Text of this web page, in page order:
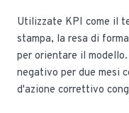
Utilizzate KPI come il
stampa, la resa di
per orientare il
negativo per due mesi
d'azione correttivo